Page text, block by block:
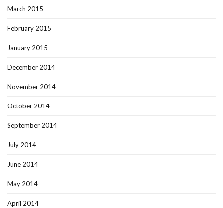
March 2015
February 2015
January 2015
December 2014
November 2014
October 2014
September 2014
July 2014
June 2014
May 2014
April 2014